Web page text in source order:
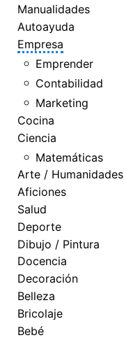
Manualidades
Autoayuda
Empresa
Emprender
Contabilidad
Marketing
Cocina
Ciencia
Matemáticas
Arte / Humanidades
Aficiones
Salud
Deporte
Dibujo / Pintura
Docencia
Decoración
Belleza
Bricolaje
Bebé